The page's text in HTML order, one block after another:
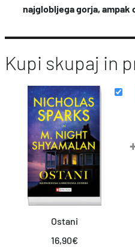
najglobljega gorja, ampak
Kupi skupaj in
Ostani
16,90€